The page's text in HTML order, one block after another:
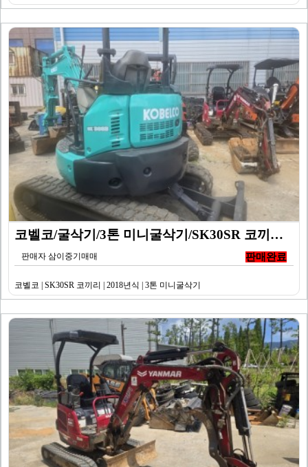
코벨코/굴삭기/3톤 미니굴삭기/SK30SR 코끼리/20…
판매자 삼이중기매매 판매완료
코벨코 | SK30SR 코끼리 | 2018년식 | 3톤 미니굴삭기